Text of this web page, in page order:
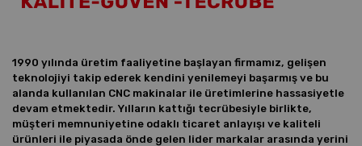
1990 yılında üretim faaliyetine başlayan firmamız, gelişen
teknolojiyi takip ederek kendini yenilemeyi başarmış ve bu
alanda kullanılan CNC makinalar ile üretimlerine hassasiyetle
devam etmektedir. Yılların kattığı tecrübesiyle birlikte,
müşteri memnuniyetine odaklı ticaret anlayışı ve kaliteli
ürünleri ile piyasada önde gelen lider markalar arasında yerini